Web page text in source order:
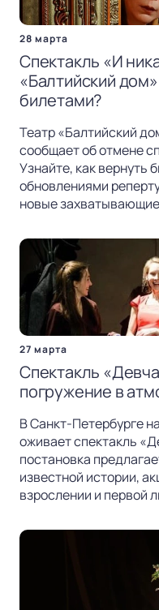
28 марта
Спектакль «И
«Балтийский
билетами?
Театр «Балтийский
сообщает об отмене
Узнайте, как вернуть
обновлениями
новые
27 марта
Спектакль
погружение в
В Санкт-Петербурге
оживает спектакль
постановка
известной истории,
взрослении и первой